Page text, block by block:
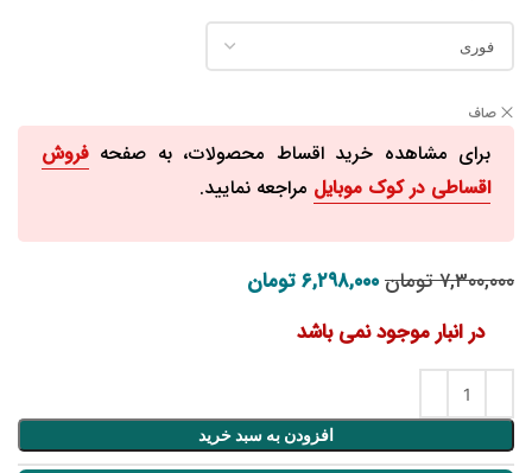
صاف
برای مشاهده خرید اقساط محصولات، به صفحه فروش
اقساطی در کوک موبایل مراجعه نمایید.
۷,۳۰۰,۰۰۰تومان قیمت اصلی: ۷,۳۰۰,۰۰۰ تومان بود.
۶,۲۹۸,۰۰۰تومان
در انبار موجود نمی باشد
افزودن به سبد خرید